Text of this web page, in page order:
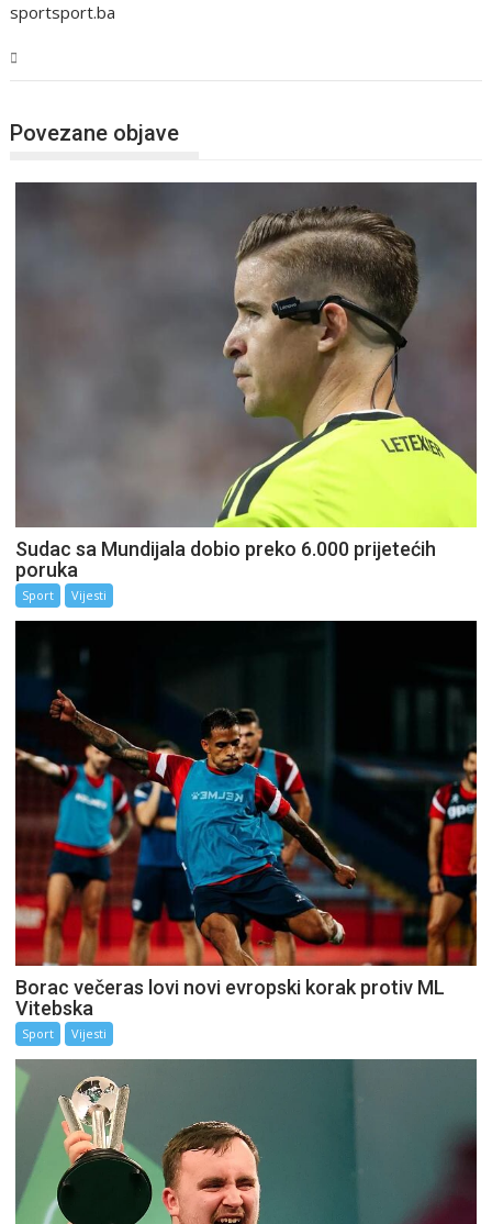
sportsport.ba
Povezane objave
Sudac sa Mundijala dobio preko 6.000 prijetećih
poruka
Sport Vijesti
Borac večeras lovi novi evropski korak protiv ML
Vitebska
Sport Vijesti